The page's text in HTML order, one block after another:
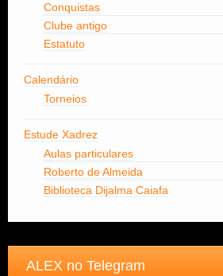
Conquistas
Clube antigo
Estatuto
Calendário
Torneios
Estude Xadrez
Aulas particulares
Roberto de Almeida
Biblioteca Dijalma Caiafa
ALEX no Telegram